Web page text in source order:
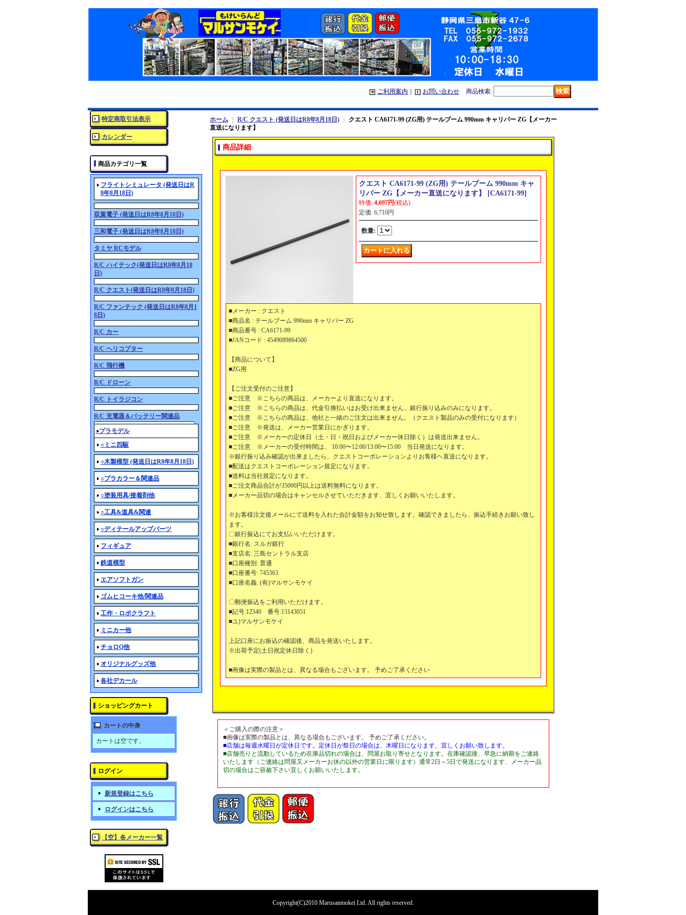
ご利用案内 お問い合わせ 商品検索:
特定商取引法表示
カレンダー
商品カテゴリ一覧
フライトシミュレータ (発送日はR
8年8月18日)
双葉電子 (発送日はR8年8月18日)
三和電子 (発送日はR8年8月18日)
タミヤ RCモデル
R/C ハイテック(発送日はR8年8月18
日)
R/C クエスト(発送日はR8年8月18日)
R/C ファンテック (発送日はR8年8月1
8日)
R/C カー
R/C ヘリコプター
R/C 飛行機
R/C ドローン
R/C トイラジコン
R/C 充電器＆バッテリー関連品
○プラモデル
○ミニ四駆
○木製模型 (発送日はR8年8月18日)
○プラカラー＆関連品
○塗装用具/接着剤他
○工具&道具&関連
○ディテールアップパーツ
フィギュア
鉄道模型
エアソフトガン
ゴムヒコーキ他/関連品
工作・ロボクラフト
ミニカー他
チョロQ他
オリジナルグッズ他
各社デカール
ショッピングカート
カートの中身
カートは空です。
ログイン
新規登録はこちら
ログインはこちら
【空】各メーカー一覧
ホーム R/C クエスト (発送日はR8年8月18日)
クエスト CA6171-99 (ZG用) テールブーム 990mm キャリバー ZG【メーカー
直送になります】
商品詳細
クエスト CA6171-99 (ZG用) テールブーム 990mm キャ
リバー ZG【メーカー直送になります】
[CA6171-99]
特価: 4,697円(税込)
定価: 6,710円
数量:
■メーカー : クエスト
■商品名 : テールブーム 990mm キャリバー ZG
■商品番号 : CA6171-99
■JANコード : 4549089864500
【商品について】
■ZG用
【ご注文受付のご注意】
■ご注意 ※こちらの商品は、メーカーより直送になります。
■ご注意 ※こちらの商品は、代金引換払いはお受け出来ません、銀行振り込みのみになります。
■ご注意 ※こちらの商品は、他社と一緒のご注文は出来ません。（クエスト製品のみの受付になります）
■ご注意 ※発送は、メーカー営業日にかぎります。
■ご注意 ※メーカーの定休日（土・日・祝日およびメーカー休日除く）は発送出来ません。
■ご注意 ※メーカーの受付時間は、 10:00〜12:00/13:00〜15:00 当日発送になります。
※銀行振り込み確認が出来ましたら、クエストコーポレーションよりお客様ヘ直送になります。
■配送はクエストコーポレーション規定になります。
■送料は当社規定になります。
■ご注文商品合計が35000円以上は送料無料になります。
■メーカー品切の場合はキャンセルさせていただきます、宜しくお願いいたします。
※お客様注文後メールにて送料を入れた合計金額をお知せ致します。確認できましたら、振込手続きお願い致し
ます。
〇銀行振込にてお支払いいただけます。
■銀行名: スルガ銀行
■支店名: 三島セントラル支店
■口座種別: 普通
■口座番号: 745363
■口座名義: (有)マルサンモケイ
〇郵便振込をご利用いただけます。
■記号:12340 番号:13143051
■ユ)マルサンモケイ
上記口座にお振込の確認後、商品を発送いたします。
※出荷予定(土日祝定休日除く)
■画像は実際の製品とは、異なる場合もございます。 予めご了承ください
＜ご購入の際の注意＞
■画像は実際の製品とは、異なる場合もございます。 予めご了承ください。
■店舗は毎週水曜日が定休日です。定休日が祭日の場合は、木曜日になります、宜しくお願い致します。
■店舗売りと流動しているため在庫品切れの場合は、問屋お取り寄せとなります。在庫確認後、早急に納期をご連絡
いたします（ご連絡は問屋又メーカーお休の以外の営業日に限ります）通常2日～5日で発送になります、メーカー品
切の場合はご容赦下さい宜しくお願いいたします。
Copyright(C)2010 Marusanmokei Ltd. All rights reserved.